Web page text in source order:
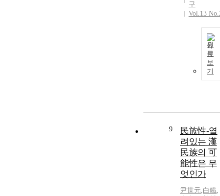
구
Vol.13
원
문
보
기
9
民族性-열
려있는 漢
民族의 可
能性은 무
엇인가
尹世元,白鐵,